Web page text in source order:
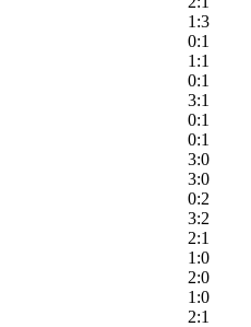
1:3
0:1
1:1
0:1
3:1
0:1
0:1
3:0
3:0
0:2
3:2
2:1
1:0
2:0
1:0
2:1